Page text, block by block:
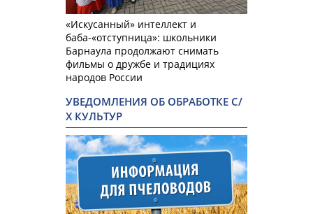
«Искусанный» интеллект и
баба-«отступница»: школьники
Барнаула продолжают снимать
фильмы о дружбе и традициях
народов России
УВЕДОМЛЕНИЯ ОБ ОБРАБОТКЕ С/
Х КУЛЬТУР